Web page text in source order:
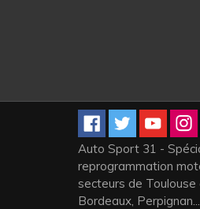
Auto Sport 31 -
reprogrammation
secteurs de Toulouse
Bordeaux, Perpignan...